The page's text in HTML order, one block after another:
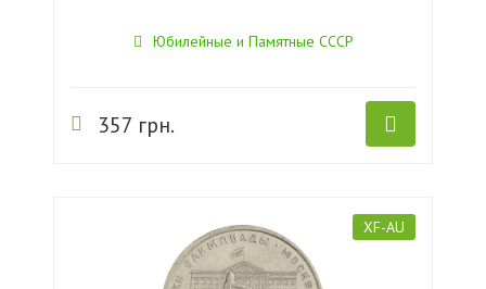
Юбилейные и Памятные СССР
357 грн.
XF-AU